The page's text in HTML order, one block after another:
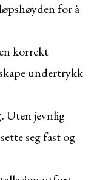
for å
korrekt
undertrykk
Uten jevnlig
seg fast og